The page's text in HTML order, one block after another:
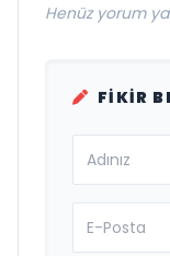
Henüz yorum
FIKIR